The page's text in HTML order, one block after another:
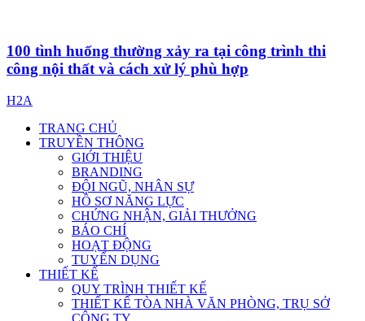
100 tình huống thường xảy ra tại công trình thi
công nội thất và cách xử lý phù hợp
H2A
TRANG CHỦ
TRUYỀN THÔNG
GIỚI THIỆU
BRANDING
ĐỘI NGŨ, NHÂN SỰ
HỒ SƠ NĂNG LỰC
CHỨNG NHẬN, GIẢI THƯỞNG
BÁO CHÍ
HOẠT ĐỘNG
TUYỂN DỤNG
THIẾT KẾ
QUY TRÌNH THIẾT KẾ
THIẾT KẾ TÒA NHÀ VĂN PHÒNG, TRỤ SỞ
CÔNG TY